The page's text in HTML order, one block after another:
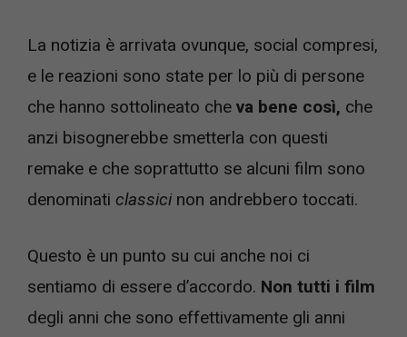
La notizia è arrivata ovunque, social compresi,
e le reazioni sono state per lo più di persone
che hanno sottolineato che va bene così, che
anzi bisognerebbe smetterla con questi
remake e che soprattutto se alcuni film sono
denominati classicinon andrebbero toccati.
Questo è un punto su cui anche noi ci
sentiamo di essere d’accordo. Non tutti i film
degli anni che sono effettivamente gli anni